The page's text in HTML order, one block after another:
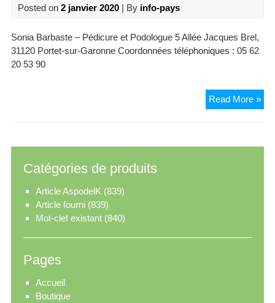
Posted on 2 janvier 2020| By info-pays
Sonia Barbaste – Pédicure et Podologue 5 Allée Jacques Brel,
31120 Portet-sur-Garonne Coordonnées téléphoniques : 05 62
20 53 90
Read More »
Catégories de produits
Article AspodelK (839)
Article fourni (839)
Mot-clef existant (840)
Pages
Accueil
Boutique